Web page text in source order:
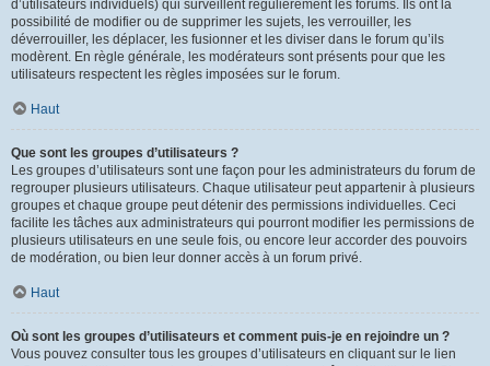
d’utilisateurs individuels) qui surveillent régulièrement les forums. Ils ont la
possibilité de modifier ou de supprimer les sujets, les verrouiller, les
déverrouiller, les déplacer, les fusionner et les diviser dans le forum qu’ils
modèrent. En règle générale, les modérateurs sont présents pour que les
utilisateurs respectent les règles imposées sur le forum.
Haut
Que sont les groupes d’utilisateurs ?
Les groupes d’utilisateurs sont une façon pour les administrateurs du forum de
regrouper plusieurs utilisateurs. Chaque utilisateur peut appartenir à plusieurs
groupes et chaque groupe peut détenir des permissions individuelles. Ceci
facilite les tâches aux administrateurs qui pourront modifier les permissions de
plusieurs utilisateurs en une seule fois, ou encore leur accorder des pouvoirs
de modération, ou bien leur donner accès à un forum privé.
Haut
Où sont les groupes d’utilisateurs et comment puis-je en rejoindre un ?
Vous pouvez consulter tous les groupes d’utilisateurs en cliquant sur le lien